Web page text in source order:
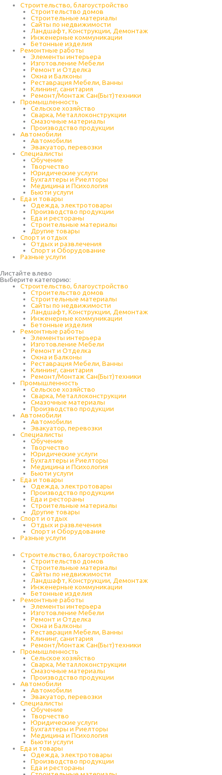
Строительство, благоустройство
Строительство домов
Строительные материалы
Сайты по недвижимости
Ландшафт, Конструкции, Демонтаж
Инженерные коммуникации
Бетонные изделия
Ремонтные работы
Элементы интерьера
Изготовление Мебели
Ремонт и Отделка
Окна и Балконы
Реставрация Мебели, Ванны
Клининг, санитария
Ремонт/Монтаж Сан(Быт)техники
Промышленность
Cельское хозяйство
Сварка, Металлоконструкции
Cмазочные материалы
Производство продукции
Автомобили
Автомобили
Эвакуатор, перевозки
Специалисты
Обучение
Творчество
Юридические услуги
Бухгалтеры и Риелторы
Медицина и Психология
Бьюти услуги
Еда и товары
Одежда, электротовары
Производство продукции
Еда и рестораны
Строительные материалы
Другие товары
Спорт и отдых
Отдых и развлечения
Спорт и Оборудование
Разные услуги
Листайте влево
Выберите категорию:
Строительство, благоустройство
Строительство домов
Строительные материалы
Сайты по недвижимости
Ландшафт, Конструкции, Демонтаж
Инженерные коммуникации
Бетонные изделия
Ремонтные работы
Элементы интерьера
Изготовление Мебели
Ремонт и Отделка
Окна и Балконы
Реставрация Мебели, Ванны
Клининг, санитария
Ремонт/Монтаж Сан(Быт)техники
Промышленность
Cельское хозяйство
Сварка, Металлоконструкции
Cмазочные материалы
Производство продукции
Автомобили
Автомобили
Эвакуатор, перевозки
Специалисты
Обучение
Творчество
Юридические услуги
Бухгалтеры и Риелторы
Медицина и Психология
Бьюти услуги
Еда и товары
Одежда, электротовары
Производство продукции
Еда и рестораны
Строительные материалы
Другие товары
Спорт и отдых
Отдых и развлечения
Спорт и Оборудование
Разные услуги
Строительство, благоустройство
Строительство домов
Строительные материалы
Сайты по недвижимости
Ландшафт, Конструкции, Демонтаж
Инженерные коммуникации
Бетонные изделия
Ремонтные работы
Элементы интерьера
Изготовление Мебели
Ремонт и Отделка
Окна и Балконы
Реставрация Мебели, Ванны
Клининг, санитария
Ремонт/Монтаж Сан(Быт)техники
Промышленность
Cельское хозяйство
Сварка, Металлоконструкции
Cмазочные материалы
Производство продукции
Автомобили
Автомобили
Эвакуатор, перевозки
Специалисты
Обучение
Творчество
Юридические услуги
Бухгалтеры и Риелторы
Медицина и Психология
Бьюти услуги
Еда и товары
Одежда, электротовары
Производство продукции
Еда и рестораны